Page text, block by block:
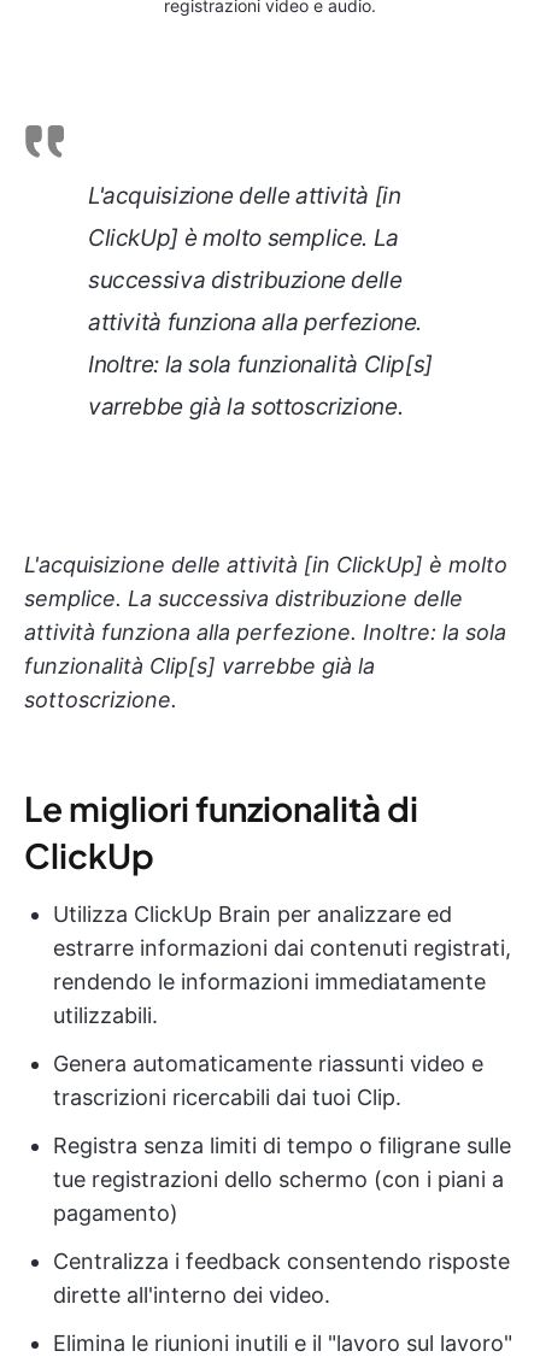
registrazioni video e audio.
L'acquisizione delle attività [in
ClickUp] è molto semplice. La
successiva distribuzione delle
attività funziona alla perfezione.
Inoltre: la sola funzionalità Clip[s]
varrebbe già la sottoscrizione.
L'acquisizione delle attività [in ClickUp] è molto
semplice. La successiva distribuzione delle
attività funziona alla perfezione. Inoltre: la sola
funzionalità Clip[s] varrebbe già la
sottoscrizione.
Le migliori funzionalità di
ClickUp
Utilizza ClickUp Brain per analizzare ed
estrarre informazioni dai contenuti registrati,
rendendo le informazioni immediatamente
utilizzabili.
Genera automaticamente riassunti video e
trascrizioni ricercabili dai tuoi Clip.
Registra senza limiti di tempo o filigrane sulle
tue registrazioni dello schermo (con i piani a
pagamento)
Centralizza i feedback consentendo risposte
dirette all'interno dei video.
Elimina le riunioni inutili e il "lavoro sul lavoro"